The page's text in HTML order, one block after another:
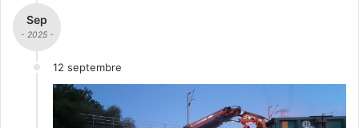
Sep
- 2025 -
12 septembre